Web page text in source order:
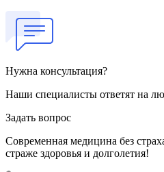
Нужна консультация?
Наши специалисты ответят на
Задать вопрос
Современная медицина без
страже здоровья и долголетия!